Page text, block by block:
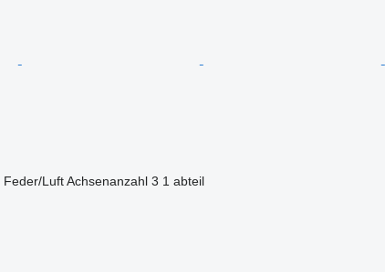
Feder/Luft Achsenanzahl 3 1 abteil